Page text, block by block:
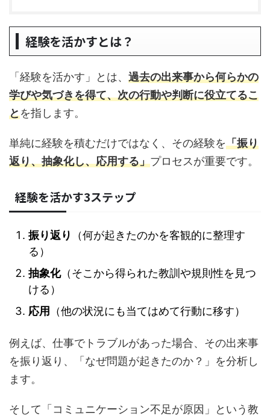
経験を活かすとは？
「経験を活かす」とは、 過去の出来事から何らかの
学びや気づきを得て、次の行動や判断に役立てるこ
とを指します。
単純に経験を積むだけではなく、その経験を「振り
返り、抽象化し、応用する」プロセスが重要です。
経験を活かす3ステップ
振り返り
（何が起きたのかを客観的に整理す
る）
抽象化（そこから得られた教訓や規則性を見つ
ける）
応用
（他の状況にも当てはめて行動に移す）
例えば、仕事でトラブルがあった場合、その出来事
を振り返り、「なぜ問題が起きたのか？」を分析し
ます。
そして「コミュニケーション不足が原因」という教